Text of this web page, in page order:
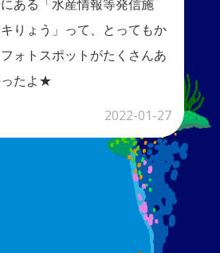
ある「⽔産情報等発信施
りょう」って、とってもか
ォトスポットがたくさんあ
ったよ★
2022-01-27